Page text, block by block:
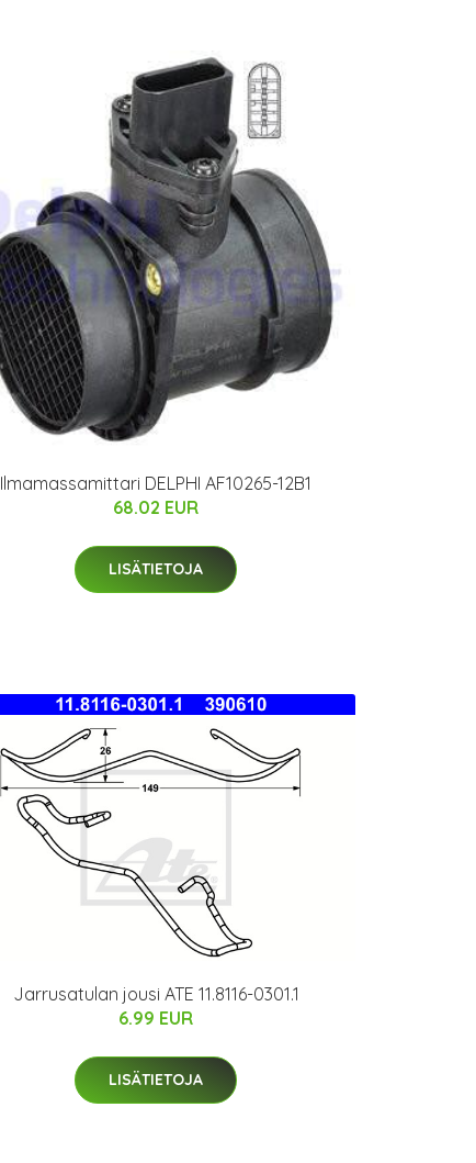
Ilmamassamittari DELPHI AF10265-12B1
68.02 EUR
LISÄTIETOJA
Jarrusatulan jousi ATE 11.8116-0301.1
6.99 EUR
LISÄTIETOJA